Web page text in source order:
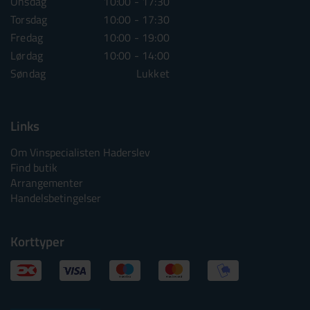
Torsdag
10:00 - 17:30
Fredag
10:00 - 19:00
Lørdag
10:00 - 14:00
Søndag
Lukket
Links
Om Vinspecialisten Haderslev
Find butik
Arrangementer
Handelsbetingelser
Korttyper